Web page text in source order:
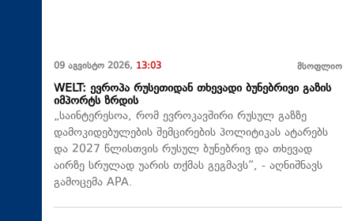
09 აგვისტო 2026, 13:03 მსოფლიო
WELT: ევროპა რუსეთიდან თხევადი ბუნებრივი გაზის
იმპორტს ზრდის
„საინტერესოა, რომ ევროკავშირი რუსულ გაზზე
დამოკიდებულების შემცირების პოლიტიკას ატარებს
და 2027 წლისთვის რუსულ ბუნებრივ და თხევად
აირზე სრულად უარის თქმას გეგმავს“, - აღნიშნავს
გამოცემა APA.